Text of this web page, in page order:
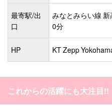
最寄駅/出
口
みなとみらい線
0分
HP KT Zepp
これからの活躍にも大注目!!